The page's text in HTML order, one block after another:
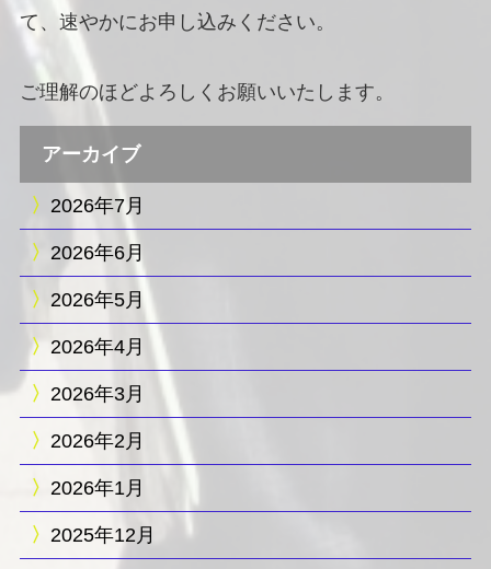
て、速やかにお申し込みください。
ご理解のほどよろしくお願いいたします。
アーカイブ
2026年7月
2026年6月
2026年5月
2026年4月
2026年3月
2026年2月
2026年1月
2025年12月